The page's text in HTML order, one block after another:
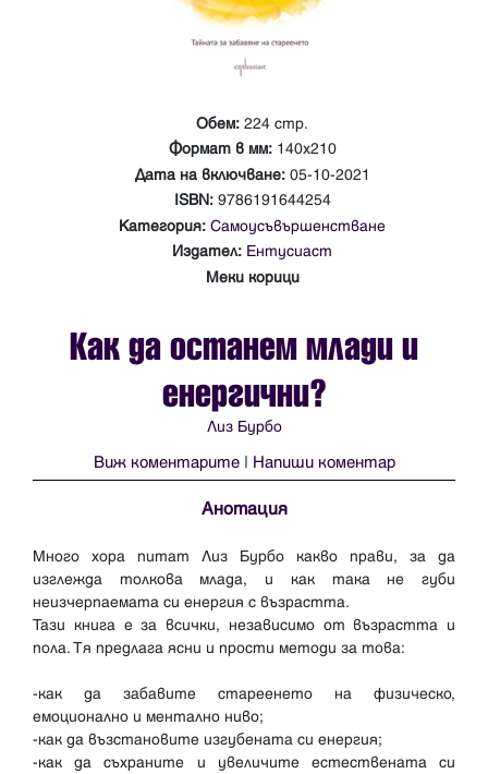
Обем: 224 стр.
Формат в мм: 140x210
Дата на включване: 05-10-2021
ISBN: 9786191644254
Категория: Самоусъвършенстване
Издател: Ентусиаст
Меки корици
Как да останем млади и
енергични?
Лиз Бурбо
Виж коментарите | Напиши коментар
Анотация
Много хора питат Лиз Бурбо какво прави, за да
изглежда толкова млада, и как така не губи
неизчерпаемата си енергия с възрастта.
Тази книга е за всички, независимо от възрастта и
пола. Тя предлага ясни и прости методи за това:
-как да забавите стареенето на физическо,
емоционално и ментално ниво;
-как да възстановите изгубената си енергия;
-как да съхраните и увеличите естествената си